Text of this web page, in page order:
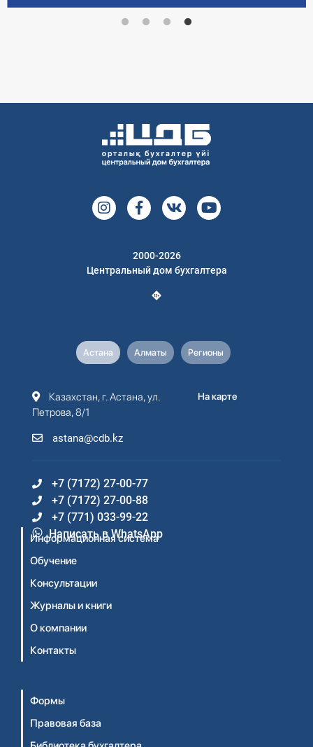
2000-2026
Центральный дом бухгалтера
Астана Алматы Регионы
Казахстан, г. Астана, ул.
Петрова, 8/1
astana@cdb.kz
На карте
+7 (7172) 27-00-77
+7 (7172) 27-00-88
+7 (771) 033-99-22
Написать в WhatsApp
Информационная система
Обучение
Консультации
Журналы и книги
О компании
Контакты
Формы
Правовая база